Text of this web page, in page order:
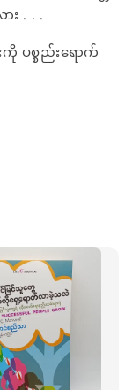
. . .
ပစ္စည်းရောက်